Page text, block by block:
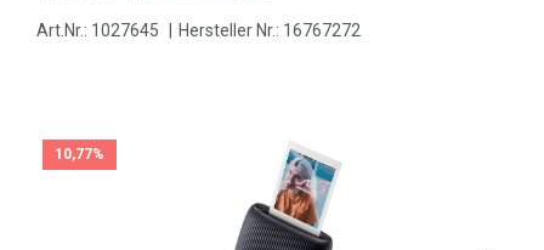
Art.Nr.: 1027645 Hersteller Nr.: 16767272
10,77%